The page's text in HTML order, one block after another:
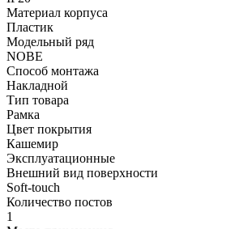
Материал корпуса
Пластик
Модельный ряд
NOBE
Способ монтажа
Накладной
Тип товара
Рамка
Цвет покрытия
Кашемир
Эксплуатационные
Внешний вид поверхности
Soft-touch
Количество постов
1